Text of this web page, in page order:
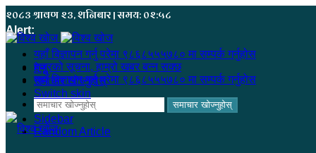
२०८३ श्रावण २३, शनिबार | समय: ०२:५८
Alert:
यहाँ बिज्ञापन गर्नु परेमा ९८६८५५५७८० मा सम्पर्क गर्नुहोस
हजुरको सूचना, हाम्रो खबर बन्न सक्छ
यहाँ बिज्ञापन गर्नु परेमा ९८६८५५५७८० मा सम्पर्क गर्नुहोस
समाचार खोज्नुहोस्
Sidebar
Random Article
मेनू
समाचार खोज्नुहोस्
Switch skin